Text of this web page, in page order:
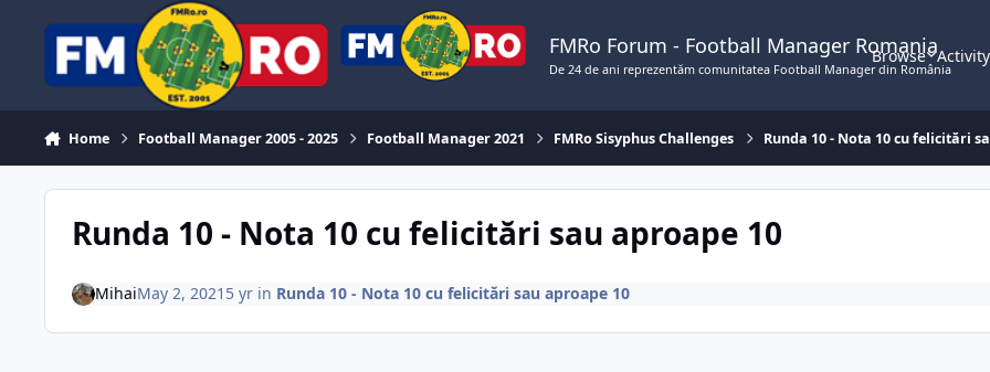
FMRo Forum - Football Manager Romania
De 24 de ani reprezentăm comunitatea Football Manager din România
Browse Activity
Home Football Manager 2005 - 2025 Football Manager 2021 FMRo Sisyphus Challenges Runda 10 - Nota 10 cu felicitări
Runda 10 - Nota 10 cu felicitări sau aproape 10
MihaiMay 2, 2021 5 yrin Runda 10 - Nota 10 cu felicitări sau aproape 10